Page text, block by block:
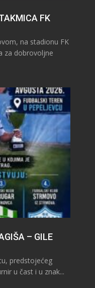
FK
na stadionu FK
za dobrovoljne
– GILE
predstojećeg
u čast i u znak...